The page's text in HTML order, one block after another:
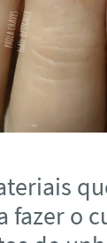
fazer o